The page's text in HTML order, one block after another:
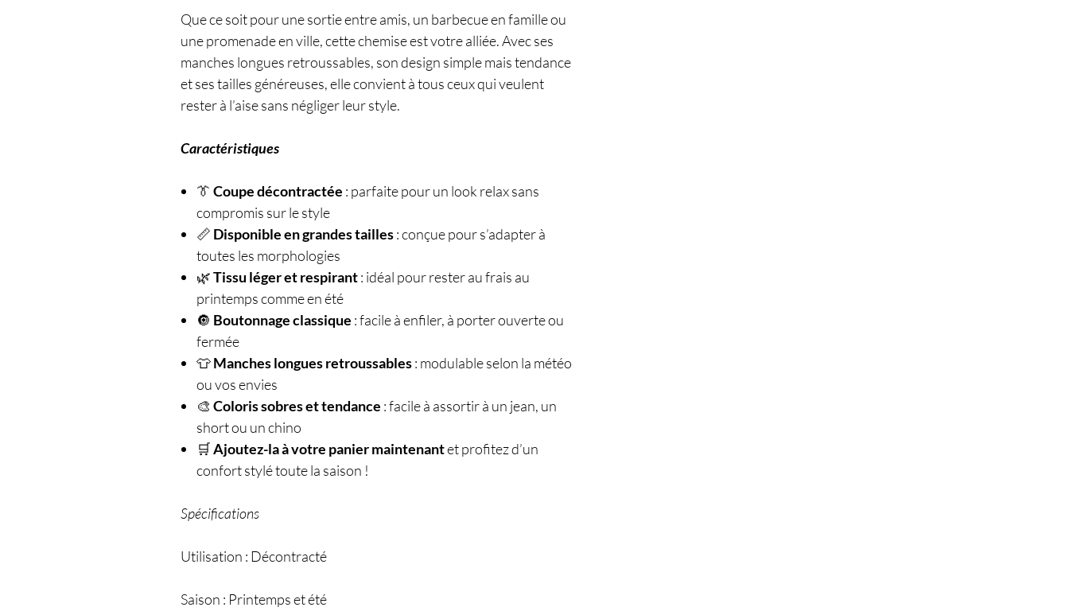
Que ce soit pour une sortie entre amis, un barbecue en famille ou
une promenade en ville, cette chemise est votre alliée. Avec ses
manches longues retroussables, son design simple mais tendance
et ses tailles généreuses, elle convient à tous ceux qui veulent
rester à l’aise sans négliger leur style.
Caractéristiques
👔 Coupe décontractée : parfaite pour un look relax sans
compromis sur le style
📏 Disponible en grandes tailles: conçue pour s’adapter à
toutes les morphologies
🌿Tissu léger et respirant: idéal pour rester au frais au
printemps comme en été
🔘 Boutonnage classique : facile à enfiler, à porter ouverte ou
fermée
👕Manches longues retroussables: modulable selon la météo
ou vos envies
🎨 Coloris sobres et tendance : facile à assortir à un jean, un
short ou un chino
🛒Ajoutez-la à votre panier maintenantet profitez d’un
confort stylé toute la saison !
Spécifications
Utilisation : Décontracté
Saison : Printemps et été